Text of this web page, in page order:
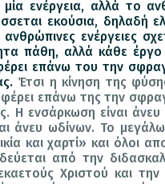
ενέργεια, αλλά το
εκούσια, δηλαδή
ενέργειες
πάθη, αλλά κάθε
επάνω του την
Έτσι η κίνηση της
επάνω της την
Η ενσάρκωση είναι άνευ
άνευ ωδίνων. Το
και χαρτί» και όλοι
από την
Χριστού και